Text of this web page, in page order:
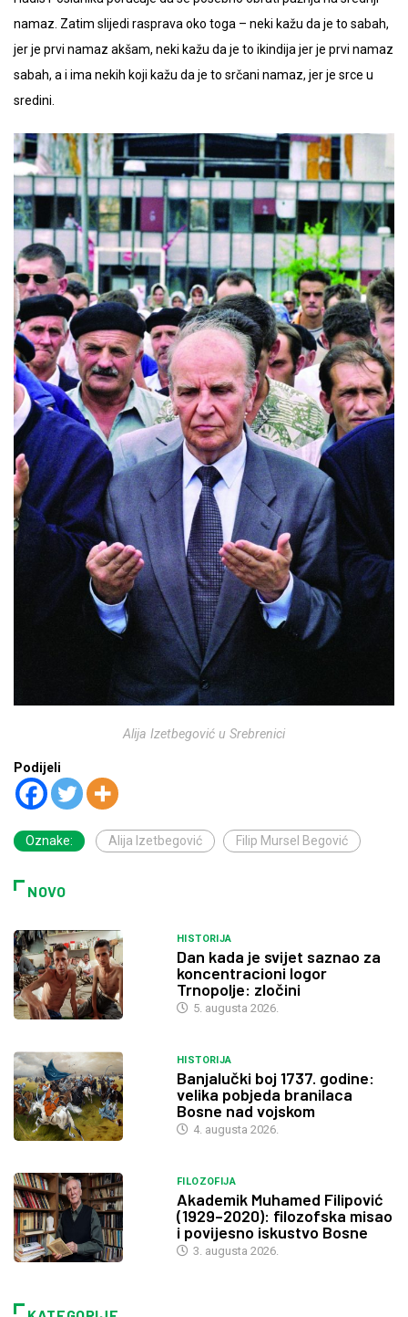
namaz. Zatim slijedi rasprava oko toga – neki kažu da je to sabah,
jer je prvi namaz akšam, neki kažu da je to ikindija jer je prvi namaz
sabah, a i ima nekih koji kažu da je to srčani namaz, jer je srce u
sredini.
Alija Izetbegović u Srebrenici
Podijeli
Oznake: Alija Izetbegović Filip Mursel Begović
NOVO
HISTORIJA
Dan kada je svijet saznao za
koncentracioni logor
Trnopolje: zločini
5. augusta 2026.
HISTORIJA
Banjalučki boj 1737. godine:
velika pobjeda branilaca
Bosne nad vojskom
4. augusta 2026.
FILOZOFIJA
Akademik Muhamed Filipović
(1929–2020): filozofska misao
i povijesno iskustvo Bosne
3. augusta 2026.